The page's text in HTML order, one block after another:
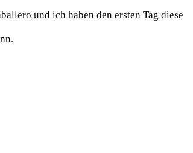
und ich haben den ersten Tag diese